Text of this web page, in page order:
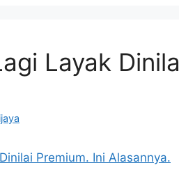
Layak